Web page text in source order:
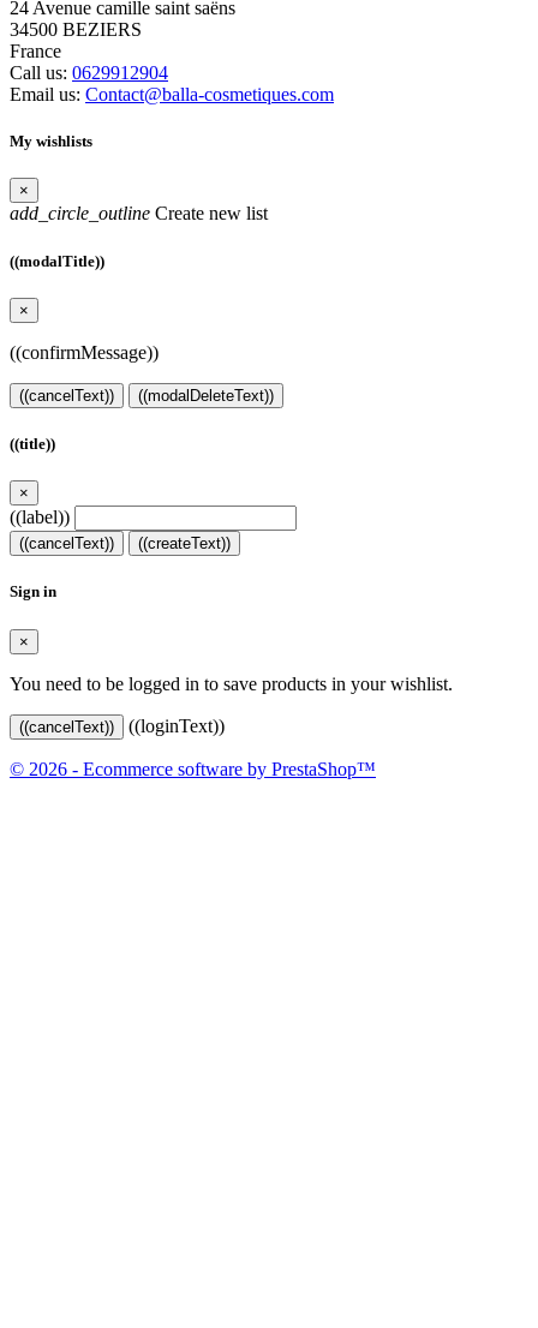
24 Avenue camille saint saëns
34500 BEZIERS
France
Call us: 0629912904
Email us: Contact@balla-cosmetiques.com
My wishlists
×
add_circle_outline Create new list
((modalTitle))
×
((confirmMessage))
((cancelText)) ((modalDeleteText))
((title))
×
((label))
((cancelText)) ((createText))
Sign in
×
You need to be logged in to save products in your wishlist.
((cancelText)) ((loginText))
© 2026 - Ecommerce software by PrestaShop™